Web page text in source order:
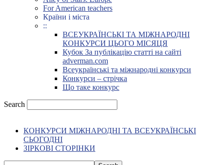
For American teachers
Країни і міста
::
ВСЕУКРАЇНСЬКІ ТА МІЖНАРОДНІ
КОНКУРСИ ЦЬОГО МІСЯЦЯ
Кубок За публікацію статті на сайті
adverman.com
Всеукраїнські та міжнародні конкурси
Конкурси – стрічка
Що таке конкурс
Search
КОНКУРСИ МІЖНАРОДНІ ТА ВСЕУКРАЇНСЬКІ
СЬОГОДНІ
ЗІРКОВІ СТОРІНКИ